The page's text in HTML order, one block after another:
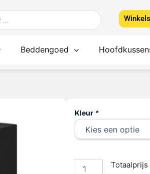
Winkels
Beddengoed
Kleur *
Hockers
in
diverse
kleuren
Totaalprijs